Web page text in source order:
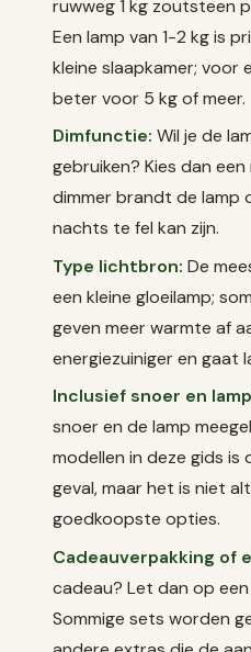
ruwweg 1 kg zoutsteen
Een lamp van 1-2 kg is
kleine slaapkamer; voor
beter voor 5 kg of meer.
Dimfunctie: Wil je de
gebruiken? Kies dan
dimmer brandt de lamp
nachts te fel kan zijn.
Type lichtbron: De
een kleine gloeilamp;
geven meer warmte af
energiezuiniger en gaat
Inclusief snoer en
snoer en de lamp
modellen in deze gids
geval, maar het is niet
goedkoopste opties.
Cadeauverpakking of
cadeau? Let dan op
Sommige sets worden